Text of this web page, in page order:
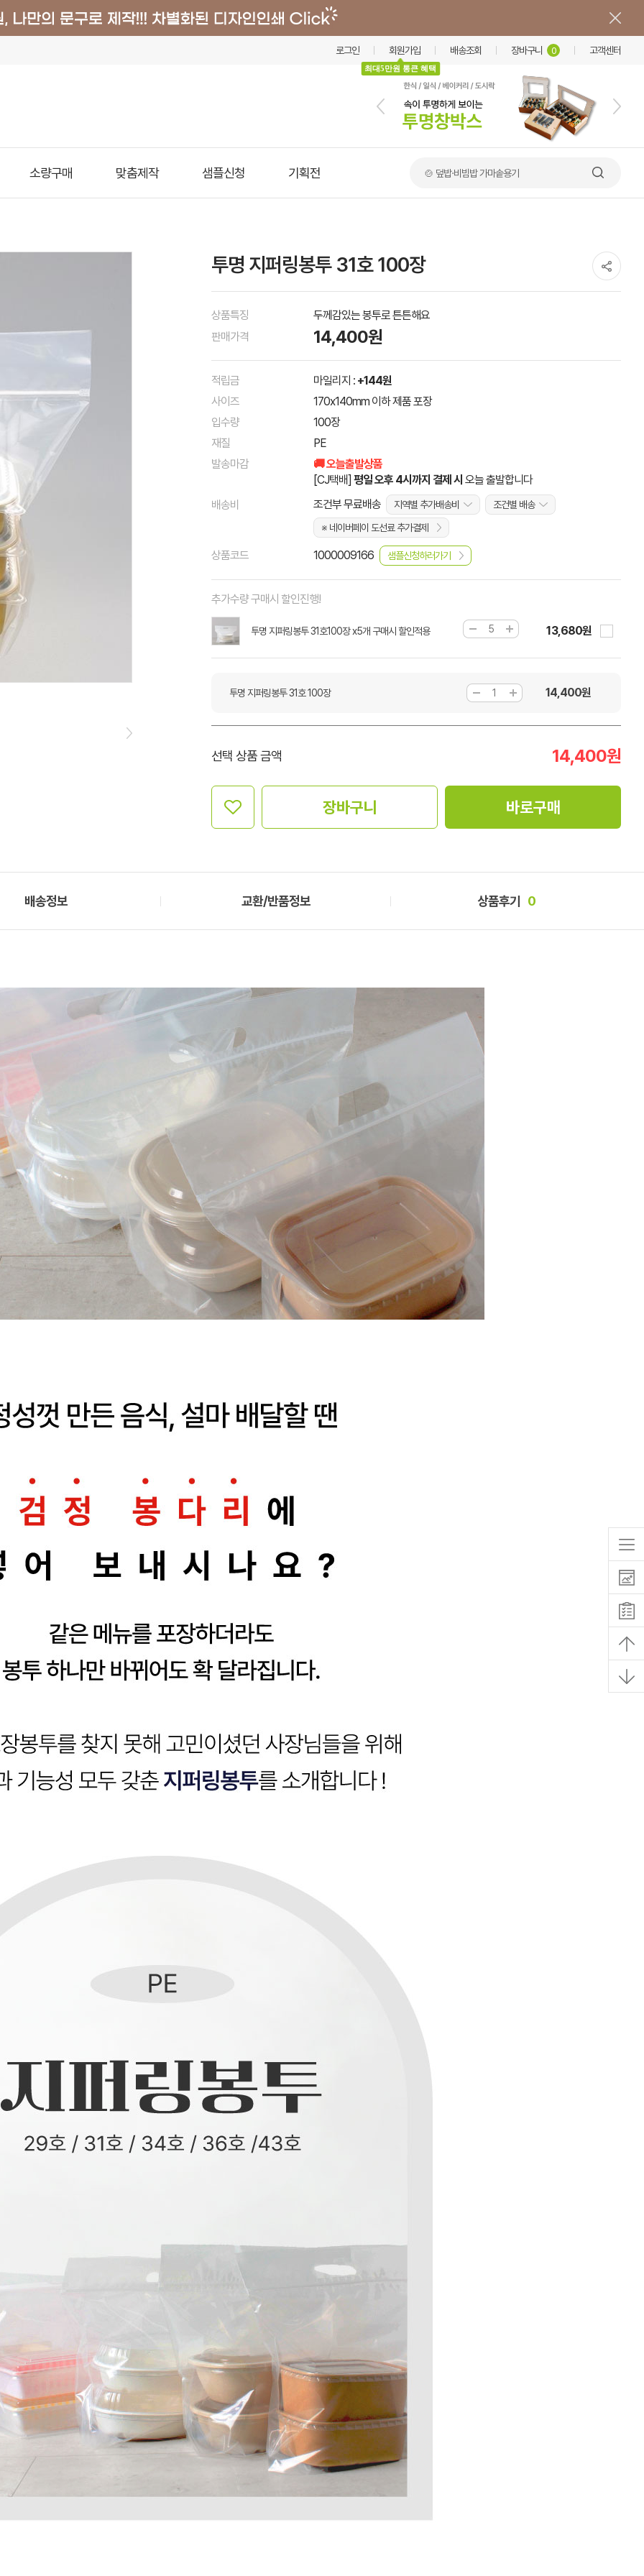
로그인 회원가입
최대5만원 통큰 혜택
배송조회 장바구니 0 고객센터
소량구매 맞춤제작 샘플신청 기획전 🍲 덮밥·비빔밥 가마솥용기
투명 지퍼링봉투 31호 100장
상품특징
두께감있는 봉투로 튼튼해요
판매가격
14,400원
적립금 마일리지 : +144원
사이즈
170x140mm 이하 제품 포장
입수량
100장
재질
PE
발송마감
🚚 오늘출발상품
[CJ택배] 평일 오후 4시까지 결제 시 오늘 출발합니다
배송비
조건부 무료배송 지역별 추가배송비
조건별 배송
※ 네이버페이 도선료 추가결제
상품코드 1000009166 샘플신청하러가기
추가수량 구매시 할인진행!
투명 지퍼링봉투 31호100장 x5개 구매시 할인적용 13,680원
투명 지퍼링봉투 31호 100장 14,400원
선택 상품 금액 14,400원
장바구니 바로구매
배송정보 교환/반품정보 상품후기 0